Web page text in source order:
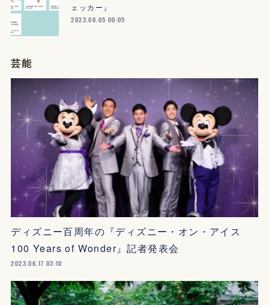
ェッカー』
2023.06.05 00:05
芸能
ディズニー百周年の『ディズニー・オン・アイス
100 Years of Wonder』記者発表会
2023.06.17 03:10